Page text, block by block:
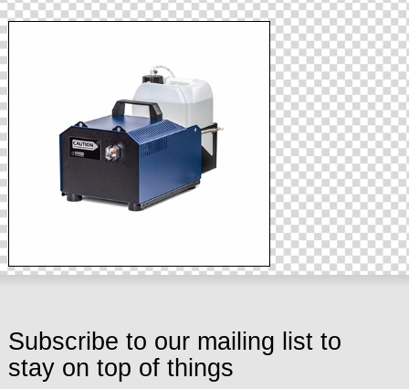
Subscribe to our mailing list to
stay on top of things